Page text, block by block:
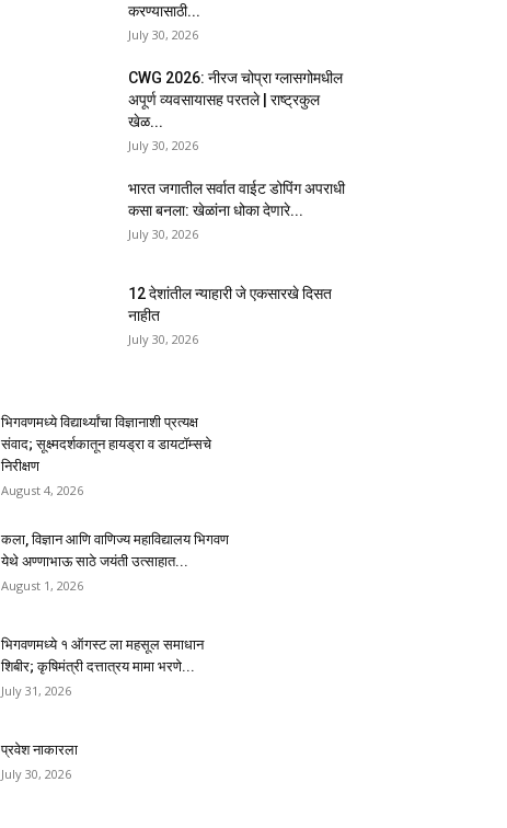
करण्यासाठी...
July 30, 2026
CWG 2026: नीरज चोप्रा ग्लासगोमधील
अपूर्ण व्यवसायासह परतले | राष्ट्रकुल
खेळ...
July 30, 2026
भारत जगातील सर्वात वाईट डोपिंग अपराधी
कसा बनला: खेळांना धोका देणारे...
July 30, 2026
12 देशांतील न्याहारी जे एकसारखे दिसत
नाहीत
July 30, 2026
भिगवणमध्ये विद्यार्थ्यांचा विज्ञानाशी प्रत्यक्ष
संवाद; सूक्ष्मदर्शकातून हायड्रा व डायटॉम्सचे
निरीक्षण
August 4, 2026
कला, विज्ञान आणि वाणिज्य महाविद्यालय भिगवण
येथे अण्णाभाऊ साठे जयंती उत्साहात...
August 1, 2026
भिगवणमध्ये १ ऑगस्ट ला महसूल समाधान
शिबीर; कृषिमंत्री दत्तात्रय मामा भरणे...
July 31, 2026
प्रवेश नाकारला
July 30, 2026